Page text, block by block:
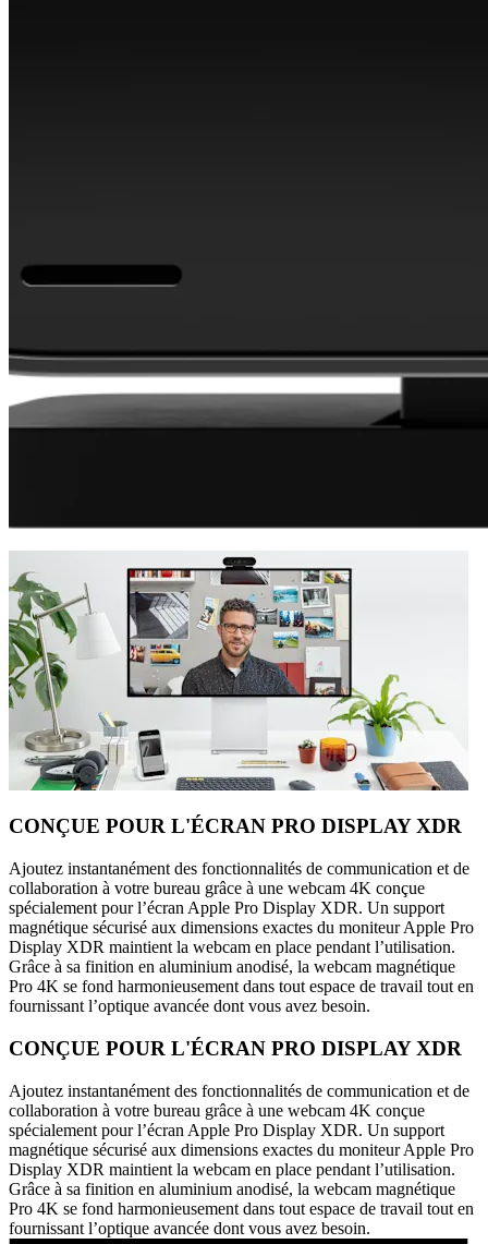
CONÇUE POUR L'ÉCRAN PRO DISPLAY XDR
Ajoutez instantanément des fonctionnalités de communication et de
collaboration à votre bureau grâce à une webcam 4K conçue
spécialement pour l’écran Apple Pro Display XDR. Un support
magnétique sécurisé aux dimensions exactes du moniteur Apple Pro
Display XDR maintient la webcam en place pendant l’utilisation.
Grâce à sa finition en aluminium anodisé, la webcam magnétique
Pro 4K se fond harmonieusement dans tout espace de travail tout en
fournissant l’optique avancée dont vous avez besoin.
CONÇUE POUR L'ÉCRAN PRO DISPLAY XDR
Ajoutez instantanément des fonctionnalités de communication et de
collaboration à votre bureau grâce à une webcam 4K conçue
spécialement pour l’écran Apple Pro Display XDR. Un support
magnétique sécurisé aux dimensions exactes du moniteur Apple Pro
Display XDR maintient la webcam en place pendant l’utilisation.
Grâce à sa finition en aluminium anodisé, la webcam magnétique
Pro 4K se fond harmonieusement dans tout espace de travail tout en
fournissant l’optique avancée dont vous avez besoin.